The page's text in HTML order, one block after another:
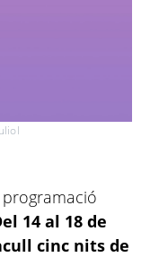
14 al 18 de
cinc nits de